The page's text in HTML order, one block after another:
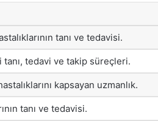
tanı ve tedavisi.
tanı, tedavi ve takip süreçleri.
kapsayan uzmanlık.
tanı ve tedavisi.